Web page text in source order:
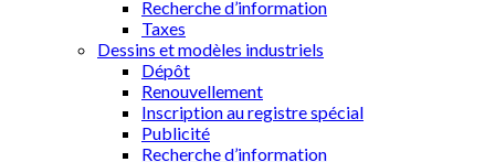
Recherche d’information
Taxes
Dessins et modèles industriels
Dépôt
Renouvellement
Inscription au registre spécial
Publicité
Recherche d’information